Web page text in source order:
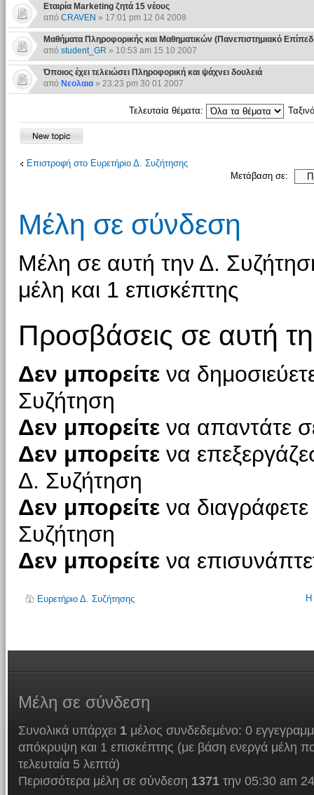
Εταιρία Marketing ζητά 15 νέους
από CRAVEN » 17:01 pm 12 04 2008
Μαθήματα Πληροφορικής και Μαθηματικών (Πανεπιστημιακό Επίπεδ
από student_GR » 10:53 am 15 10 2007
Όποιος έχει τελειώσει Πληροφορική και ψάχνει δουλειά
από Νεολαια» 23:23 pm 30 01 2007
Τελευταία θέματα:
Επιστροφή στο Ευρετήριο Δ. Συζήτησης
Μετάβαση σε:
Μέλη σε σύνδεση
Μέλη σε αυτή την Δ.
μέλη και 1 επισκέπτης
Προσβάσεις σε αυτή
Δεν μπορείτενα
Συζήτηση
Δεν μπορείτενα απαντάτε
Δεν μπορείτενα
Δ. Συζήτηση
Δεν μπορείτενα διαγράφετε
Συζήτηση
Δεν μπορείτενα
Ευρετήριο Δ. Συζήτησης Η
Μέλη σε σύνδεση
Συνολικά υπάρχει 1μέλος συνδεδεμένο: 0
απόκρυψη και 1 επισκέπτης (με βάση ενεργά μέλη
τελευταία 5 λεπτά)
Περισσότερα μέλη σε σύνδεση 1371την 05:30 am